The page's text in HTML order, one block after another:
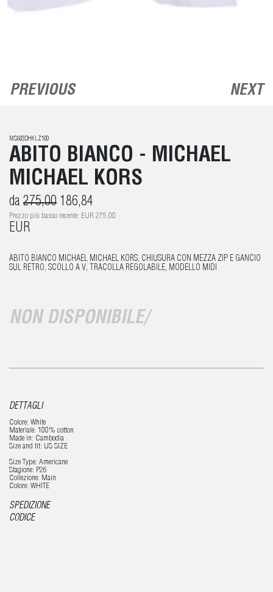
PREVIOUS NEXT
MS683DHKLZ100
ABITO BIANCO - MICHAEL
MICHAEL KORS
da 275,00 186,84
Prezzo più basso recente: EUR 275,00
EUR
ABITO BIANCO MICHAEL MICHAEL KORS, CHIUSURA CON MEZZA ZIP E GANCIO
SUL RETRO, SCOLLO A V, TRACOLLA REGOLABILE, MODELLO MIDI
NON DISPONIBILE/
DETTAGLI
Colore: White
Materiale: 100% cotton
Made in: Cambodia
Size and fit: US SIZE
Size Type: Americane
Stagione: P26
Collezione: Main
Colore: WHITE
SPEDIZIONE
CODICE